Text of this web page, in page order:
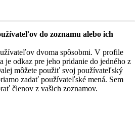
do zoznamu alebo ich
dvoma spôsobmi. V profile
je odkaz pre jeho pridanie do jedného z
môžete použiť svoj používateľský
zadať používateľské mená. Sem
členov z vašich zoznamov.